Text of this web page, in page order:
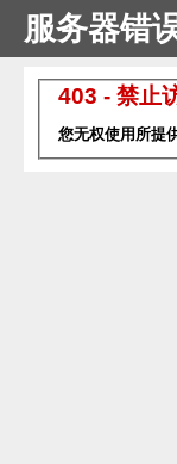
服务器错
403 - 禁止
您无权使用所提